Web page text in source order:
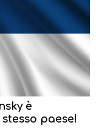
è
paese!